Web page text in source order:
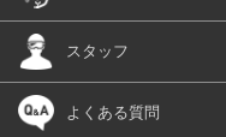
スタッフ
よくある質問